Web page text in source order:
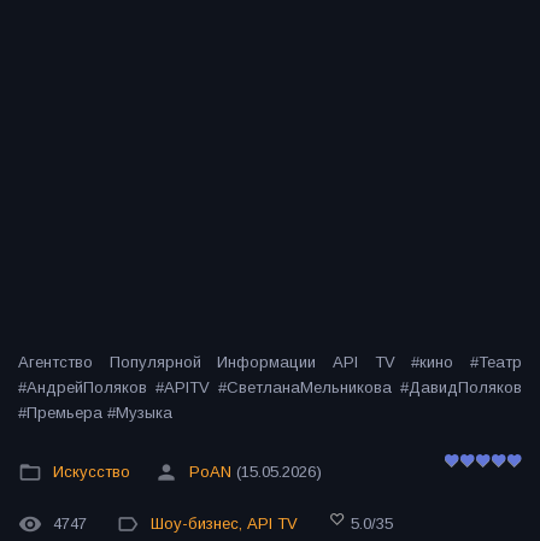
Агентство Популярной Информации API TV #кино #Театр
#АндрейПоляков #APITV #СветланаМельникова #ДавидПоляков
#Премьера #Музыка
Искусство PoAN (15.05.2026)
4747 Шоу-бизнес, API TV 5.0/35